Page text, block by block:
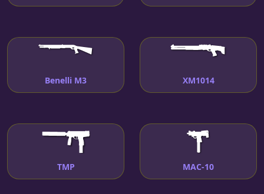
Benelli M3 XM1014
TMP MAC-10